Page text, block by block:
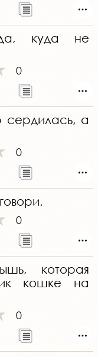
куда не
0
сердилась, а
0
0
которая
кошке на
0